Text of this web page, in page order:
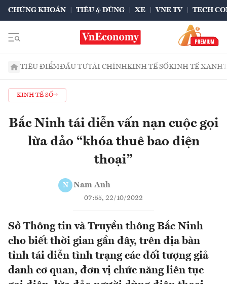
CHỨNG KHOÁN TIÊU & DÙNG XE VNE TV TECH
TIÊU ĐIỂMĐẦU TƯTÀI CHÍNHKINH TẾ SỐKINH TẾ XANH
KINH TẾ SỐ
Bắc Ninh tái diễn vấn nạn cuộc gọi
lừa đảo “khóa thuê bao điện
thoại”
N Nam Anh
07:55, 22/10/2022
Sở Thông tin và Truyền thông Bắc Ninh
cho biết thời gian gần đây, trên địa bàn
tỉnh tái diễn tình trạng các đối tượng giả
danh cơ quan, đơn vị chức năng liên tục